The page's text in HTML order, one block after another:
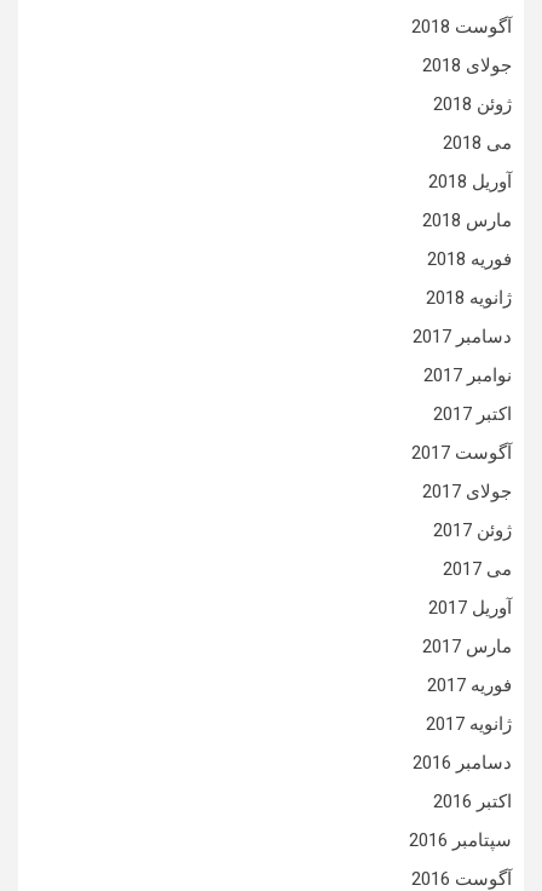
آگوست 2018
جولای 2018
ژوئن 2018
می 2018
آوریل 2018
مارس 2018
فوریه 2018
ژانویه 2018
دسامبر 2017
نوامبر 2017
اکتبر 2017
آگوست 2017
جولای 2017
ژوئن 2017
می 2017
آوریل 2017
مارس 2017
فوریه 2017
ژانویه 2017
دسامبر 2016
اکتبر 2016
سپتامبر 2016
آگوست 2016